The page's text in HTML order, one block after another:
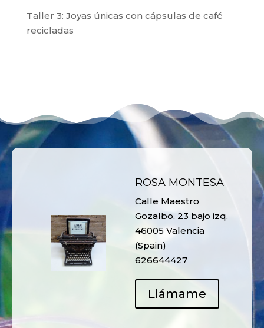
Taller 3: Joyas únicas con cápsulas de café
recicladas
ROSA MONTESA
Calle Maestro
Gozalbo, 23 bajo izq.
46005 Valencia
(Spain)
626644427
Llámame